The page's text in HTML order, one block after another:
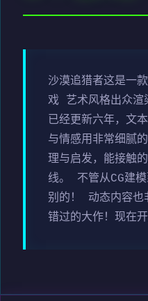
沙漠追猎者这是一
戏 艺术风格出众渲
已经更新六年，文
与情感用非常细腻
理与启发，能接触
线。 不管从CG建
别的！ 动态内容也
错过的大作！现在